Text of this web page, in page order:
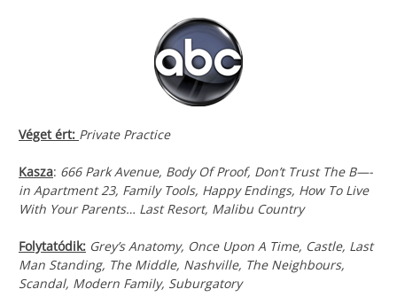
Véget ért: Private Practice
Kasza: 666 Park Avenue, Body Of Proof, Don’t Trust The B—-
in Apartment 23, Family Tools, Happy Endings, How To Live
With Your Parents… Last Resort, Malibu Country
Folytatódik: Grey’s Anatomy, Once Upon A Time, Castle, Last
Man Standing, The Middle, Nashville, The Neighbours,
Scandal, Modern Family, Suburgatory